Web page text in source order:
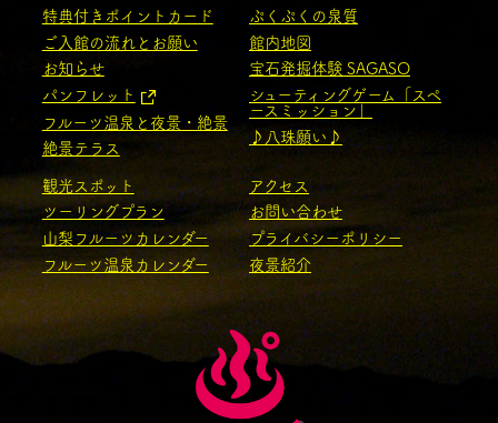
特典付きポイントカード
ご入館の流れとお願い
お知らせ
パンフレット
フルーツ温泉と夜景・絶景
絶景テラス
ぷくぷくの泉質
館内地図
宝石発掘体験 SAGASO
シューティングゲーム「スペ
ースミッション」
♪八珠願い♪
観光スポット
ツーリングプラン
山梨フルーツカレンダー
フルーツ温泉カレンダー
アクセス
お問い合わせ
プライバシーポリシー
夜景紹介